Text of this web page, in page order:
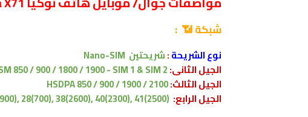
شبكة 📶 :
نوع الشريحة:شريحتين Nano-SIM
الجيل الثانى:850 / 900 / 1800 / 1900 - SIM 1 & SIM 2
الجيل الثالث:HSDPA 850 / 900 / 1900 / 2100
الجيل الرابع: 28(700), 38(2600), 40(2300), 41(2500)